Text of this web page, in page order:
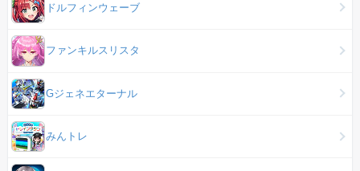
ドルフィンウェーブ
ファンキルスリスタ
Gジェネエターナル
みんトレ